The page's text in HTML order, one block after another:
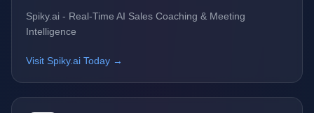
Spiky.ai - Real-Time AI Sales Coaching & Meeting
Intelligence
Visit Spiky.ai Today →